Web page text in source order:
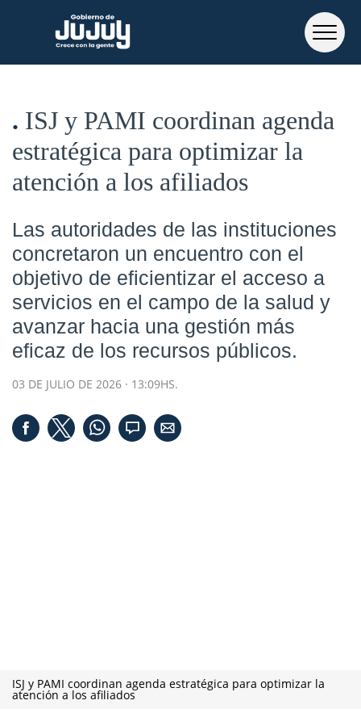
ISJ y PAMI coordinan agenda
estratégica para optimizar la
atención a los afiliados
Las autoridades de las instituciones
concretaron un encuentro con el
objetivo de eficientizar el acceso a
servicios en el campo de la salud y
avanzar hacia una gestión más
eficaz de los recursos públicos.
03 DE JULIO DE 2026 · 13:09HS.
ISJ y PAMI coordinan agenda estratégica para optimizar la
atención a los afiliados